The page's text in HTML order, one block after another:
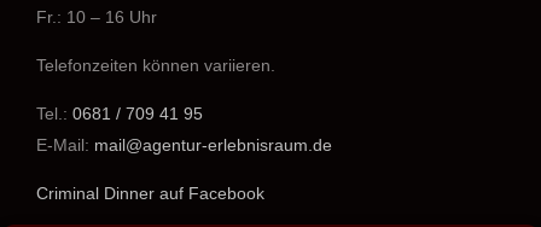
Fr.: 10 – 16 Uhr
Telefonzeiten können variieren.
Tel.: 0681 / 709 41 95
E-Mail: mail@agentur-erlebnisraum.de
Criminal Dinner auf Facebook